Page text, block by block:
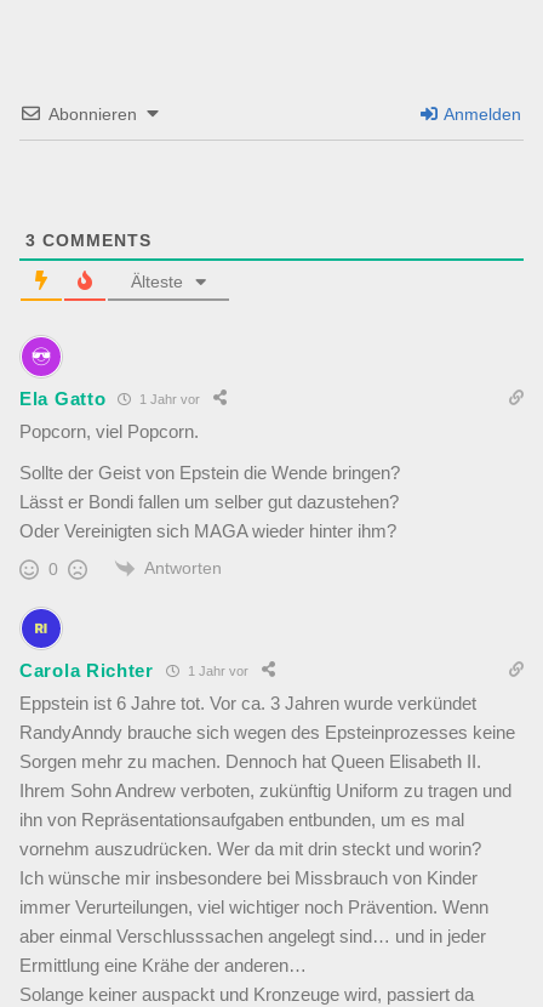
Abonnieren Anmelden
3 COMMENTS
Älteste
Ela Gatto 1 Jahr vor
Popcorn, viel Popcorn.
Sollte der Geist von Epstein die Wende bringen?
Lässt er Bondi fallen um selber gut dazustehen?
Oder Vereinigten sich MAGA wieder hinter ihm?
0 Antworten
Carola Richter 1 Jahr vor
Eppstein ist 6 Jahre tot. Vor ca. 3 Jahren wurde verkündet
RandyAnndy brauche sich wegen des Epsteinprozesses keine
Sorgen mehr zu machen. Dennoch hat Queen Elisabeth II.
Ihrem Sohn Andrew verboten, zukünftig Uniform zu tragen und
ihn von Repräsentationsaufgaben entbunden, um es mal
vornehm auszudrücken. Wer da mit drin steckt und worin?
Ich wünsche mir insbesondere bei Missbrauch von Kinder
immer Verurteilungen, viel wichtiger noch Prävention. Wenn
aber einmal Verschlusssachen angelegt sind… und in jeder
Ermittlung eine Krähe der anderen…
Solange keiner auspackt und Kronzeuge wird, passiert da